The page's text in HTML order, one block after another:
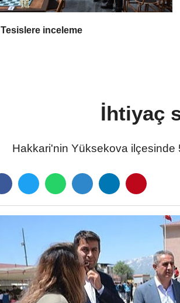
Tesislere inceleme
İhtiyaç
Hakkari'nin Yüksekova ilçesinde